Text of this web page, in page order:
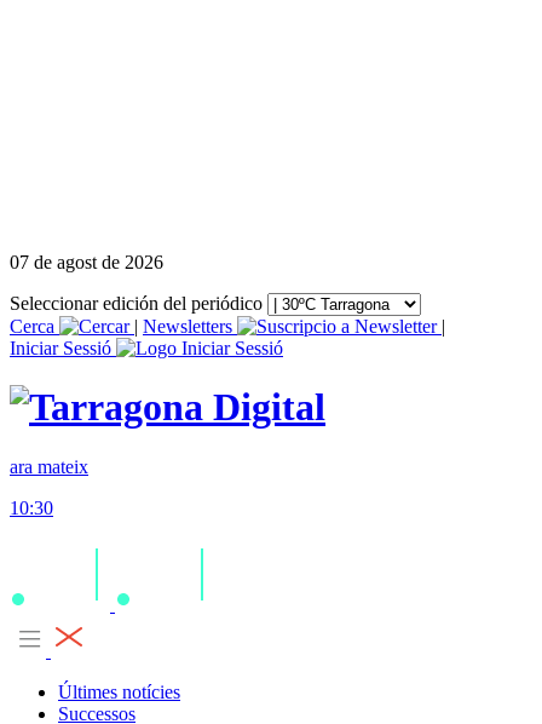
07 de agost de 2026
Seleccionar edición del periódico
Cerca
| Newsletters
|
Iniciar Sessió
ara mateix
10:30
Últimes notícies
Successos